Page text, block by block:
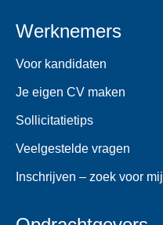
Werknemers
Voor kandidaten
Je eigen CV maken
Sollicitatietips
Veelgestelde vragen
Inschrijven – zoek voor mij